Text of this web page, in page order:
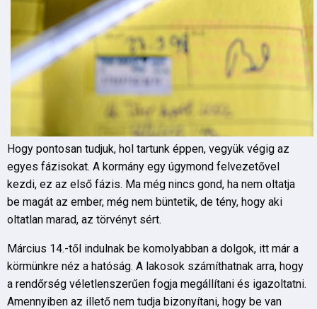
Hogy pontosan tudjuk, hol tartunk éppen, vegyük végig az
egyes fázisokat. A kormány egy úgymond felvezetővel
kezdi, ez az első fázis. Ma még nincs gond, ha nem oltatja
be magát az ember, még nem büntetik, de tény, hogy aki
oltatlan marad, az törvényt sért.
Március 14.-től indulnak be komolyabban a dolgok, itt már a
körmünkre néz a hatóság. A lakosok számíthatnak arra, hogy
a rendőrség véletlenszerűen fogja megállítani és igazoltatni.
Amennyiben az illető nem tudja bizonyítani, hogy be van